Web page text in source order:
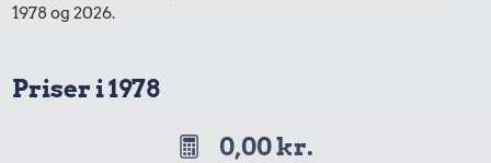
1978 og 2026.
Priser i 1978
0,00 kr.